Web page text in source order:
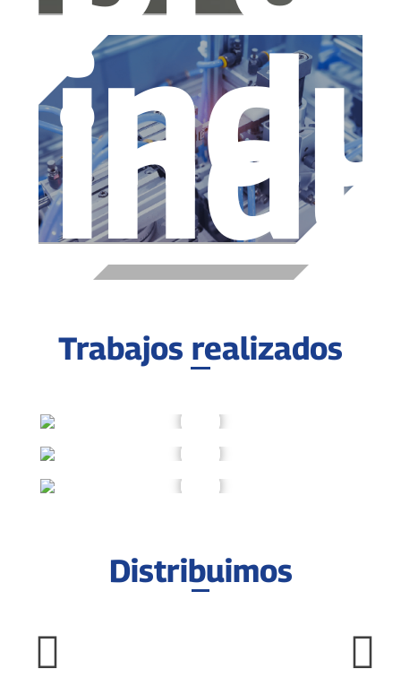
Trabajos realizados
Distribuimos